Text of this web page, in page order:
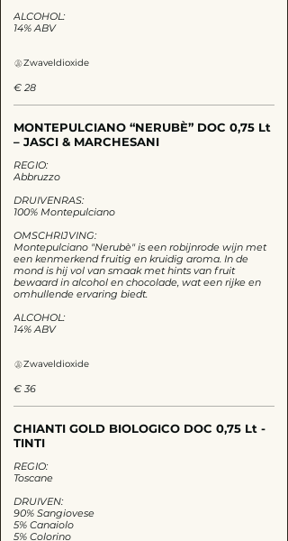
ALCOHOL:
14% ABV
€ 28
Zwaveldioxide
MONTEPULCIANO “NERUBÈ” DOC 0,75 Lt
– JASCI & MARCHESANI
REGIO:
Abbruzzo
DRUIVENRAS:
100% Montepulciano
OMSCHRIJVING:
Montepulciano "Nerubè" is een robijnrode wijn met
een kenmerkend fruitig en kruidig aroma. In de
mond is hij vol van smaak met hints van fruit
bewaard in alcohol en chocolade, wat een rijke en
omhullende ervaring biedt.
ALCOHOL:
14% ABV
€ 36
Zwaveldioxide
CHIANTI GOLD BIOLOGICO DOC 0,75 Lt -
TINTI
REGIO:
Toscane
DRUIVEN:
90% Sangiovese
5% Canaiolo
5% Colorino